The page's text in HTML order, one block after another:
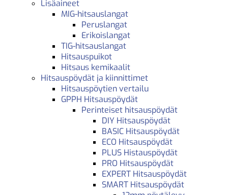
Lisäaineet
MIG-hitsauslangat
Peruslangat
Erikoislangat
TIG-hitsauslangat
Hitsauspuikot
Hitsaus kemikaalit
Hitsauspöydät ja kiinnittimet
Hitsauspöytien vertailu
GPPH Hitsauspöydät
Perinteiset hitsauspöydät
DIY Hitsauspöydät
BASIC Hitsauspöydät
ECO Hitsauspöydät
PLUS Histauspöydät
PRO Hitsauspöydät
EXPERT Hitsauspöydät
SMART Hitsauspöydät